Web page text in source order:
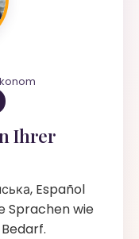
Ihrer
Español
Sprachen wie